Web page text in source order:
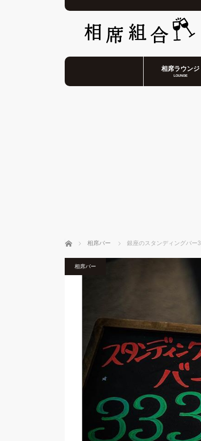
相席ラウンジ
LOUNGE
ホーム 相席バー 銀座のスタンディングバー
相席バー